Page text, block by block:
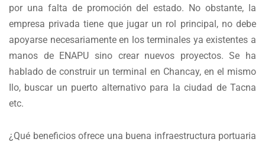
por una falta de promoción del estado. No obstante, la
empresa privada tiene que jugar un rol principal, no debe
apoyarse necesariamente en los terminales ya existentes a
manos de ENAPU sino crear nuevos proyectos. Se ha
hablado de construir un terminal en Chancay, en el mismo
Ilo, buscar un puerto alternativo para la ciudad de Tacna
etc.
¿Qué beneficios ofrece una buena infraestructura portuaria